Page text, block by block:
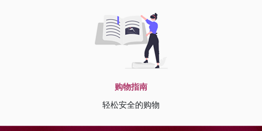
购物指南
轻松安全的购物